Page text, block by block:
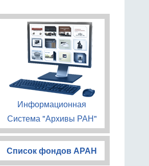
Информационная
Система "Архивы РАН"
Список фондов АРАН